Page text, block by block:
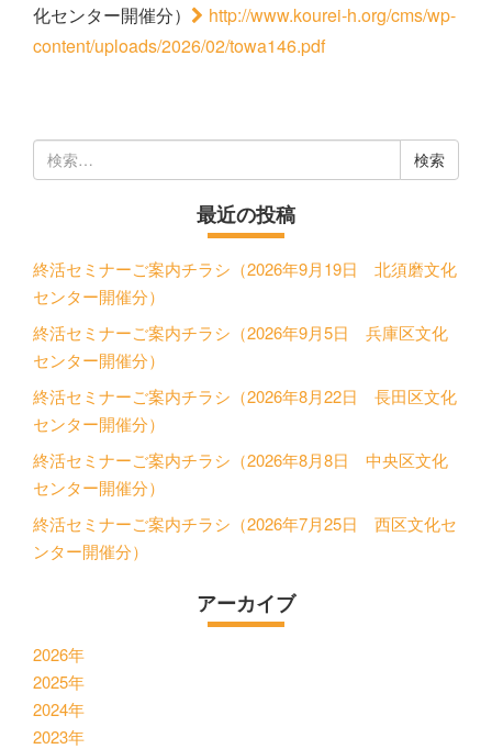
化センター開催分）
http://www.kourei-h.org/cms/wp-
content/uploads/2026/02/towa146.pdf
検
索:
最近の投稿
終活セミナーご案内チラシ（2026年9月19日 北須磨文化
センター開催分）
終活セミナーご案内チラシ（2026年9月5日 兵庫区文化
センター開催分）
終活セミナーご案内チラシ（2026年8月22日 長田区文化
センター開催分）
終活セミナーご案内チラシ（2026年8月8日 中央区文化
センター開催分）
終活セミナーご案内チラシ（2026年7月25日 西区文化セ
ンター開催分）
アーカイブ
2026年
2025年
2024年
2023年